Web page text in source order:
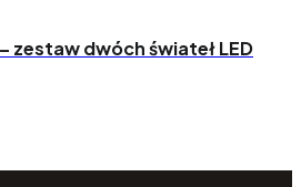
zestaw dwóch świateł LED